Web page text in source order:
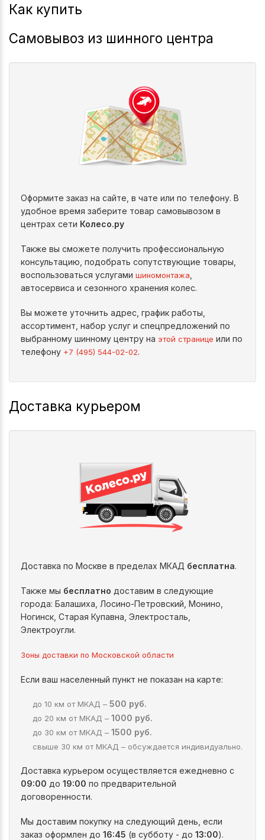
Как купить
Самовывоз из шинного центра
Оформите заказ на сайте, в чате или по телефону. В
удобное время заберите товар самовывозом в
центрах сети Колесо.ру
Также вы сможете получить профессиональную
консультацию, подобрать сопутствующие товары,
воспользоваться услугами шиномонтажа
автосервиса и сезонного хранения колес.
Вы можете уточнить адрес, график работы,
ассортимент, набор услуг и спецпредложений по
выбранному шинному центру на этой странице или по
телефону +7 (495) 544-02-02.
Доставка курьером
Доставка по Москве в пределах МКАД бесплатна.
Также мы бесплатно доставим в следующие
города: Балашиха, Лосино-Петровский, Монино,
Ногинск, Старая Купавна, Электросталь,
Электроугли.
Зоны доставки по Московской области
Если ваш населенный пункт не показан на карте:
до 10 км от МКАД – 500 руб.
до 20 км от МКАД – 1000 руб.
до 30 км от МКАД – 1500 руб.
свыше 30 км от МКАД – обсуждается индивидуально.
Доставка курьером осуществляется ежедневно с
09:00 до 19:00 по предварительной
договоренности.
Мы доставим покупку на следующий день, если
заказ оформлен до 16:45 (в субботу - до 13:00).